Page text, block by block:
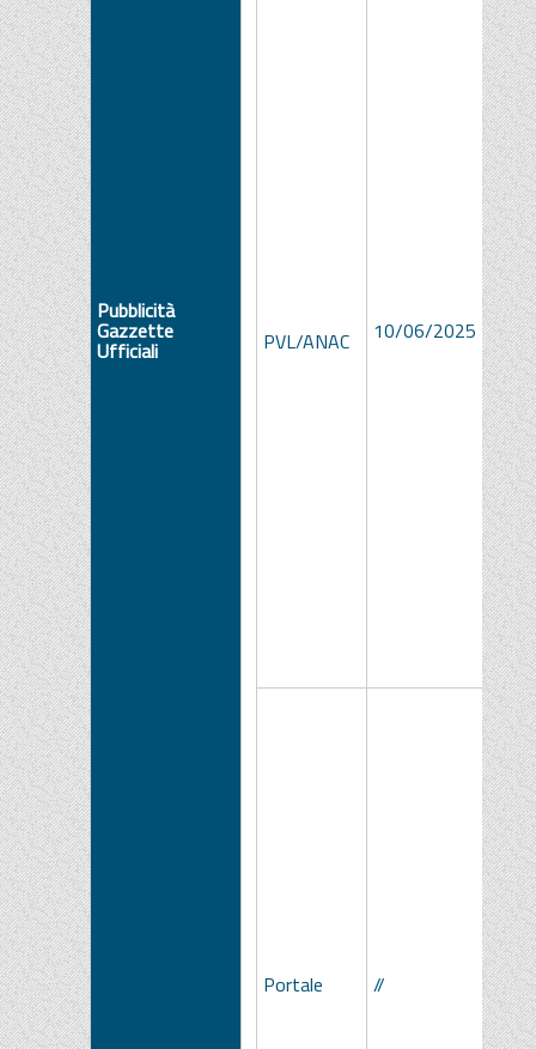
Pubblicità
Gazzette
Ufficiali PVL/ANAC 10/06/2025
Portale //